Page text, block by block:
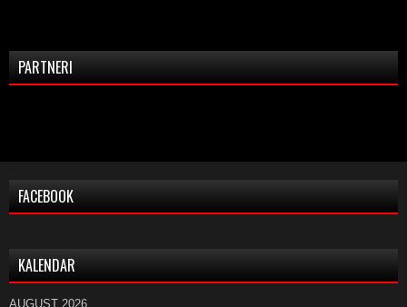
PARTNERI
FACEBOOK
KALENDAR
AUGUST 2026